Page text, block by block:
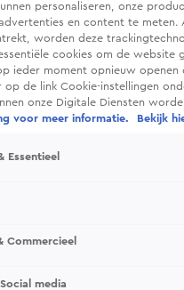
personaliseren, onze
en content te meten.
worden deze
cookies om de website
ieder moment opnieuw
de link Cookie-instellingen
onze Digitale Diensten
voor meer informatie.
Bekijk
Essentieel
Commercieel
media